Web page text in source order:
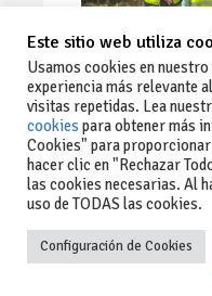
Ago 03,
La Junta
A381 por
Este sitio web utiliza
Usamos cookies en
experiencia más relevante
visitas repetidas. Lea
cookies para obtener más
Cookies" para
hacer clic en "Rechazar
las cookies necesarias. Al
uso de TODAS las cookies.
Configuración de Cookies